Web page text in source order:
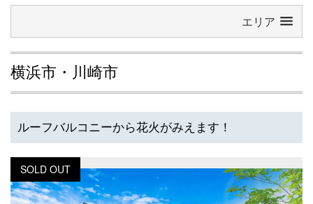
エリア
横浜市・川崎市
ルーフバルコニーから花火がみえます！
SOLD OUT